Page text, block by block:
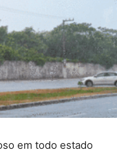
em todo estado